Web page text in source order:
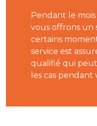
Pendant le
vous offrons un
certains
service est
qualifié qui
les cas pendant